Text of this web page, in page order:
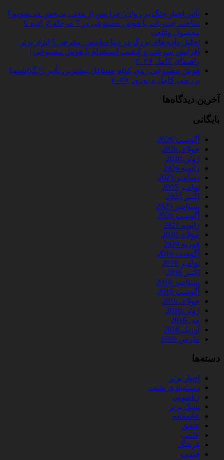
تأثیر اخبار جنگ بر روان؛ چرا پس از مدتی بی‌حس می‌شویم؟
ساخت چت‌ بات با هوش مصنوعی در 7 مرحله از ایده تا
محصول واقعی
تحلیل داده‌ های بزرگ در دیتا ساینس: معرفی 5 ابزار برتر
افزایش سرعت و کیفیت استخدام با هوش مصنوعی |
راهنمای کامل ۲۰۲۶
هوش مصنوعی روی کدام مشاغل بیشترین تأثیر را گذاشته؟
بررسی کامل و به‌روز ۲۰۲۶
آخرین دیدگاه‌ها
بایگانی
آگوست 2026
جولای 2026
ژوئن 2026
ژانویه 2026
دسامبر 2025
نوامبر 2025
اکتبر 2025
سپتامبر 2025
آگوست 2025
ژانویه 2021
جولای 2020
فوریه 2020
آگوست 2019
نوامبر 2016
اکتبر 2016
سپتامبر 2016
آگوست 2016
جولای 2016
ژوئن 2016
می 2016
آوریل 2016
مارس 2016
دسته‌ها
اخبار برتر
دسته‌بندی نشده
زناشویی
سبک برتر
عاشقانه
عشق
علمی
فرهنگ
قیمت